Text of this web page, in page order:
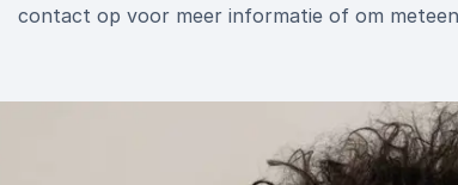
contact op voor meer informatie of om